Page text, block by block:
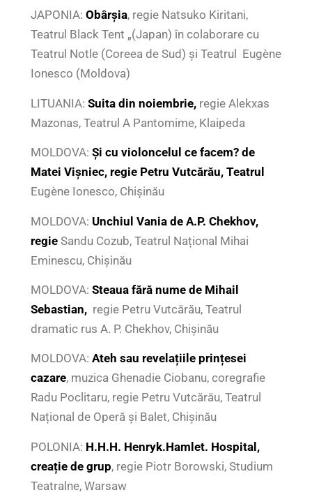
JAPONIA: Obârșia, regie Natsuko Kiritani,
Teatrul Black Tent „(Japan) în colaborare cu
Teatrul Notle (Coreea de Sud) și Teatrul Eugène
Ionesco (Moldova)
LITUANIA: Suita din noiembrie,regie Alekxas
Mazonas, Teatrul A Pantomime, Klaipeda
MOLDOVA: Și cu violoncelul ce facem? de
Matei Vișniec, regie Petru Vutcărău, Teatrul
Eugène Ionesco, Chişinău
MOLDOVA: Unchiul Vania de A.P. Chekhov,
regie Sandu Cozub, Teatrul Național Mihai
Eminescu, Chişinău
MOLDOVA: Steaua fără nume de Mihail
Sebastian, regie Petru Vutcărău, Teatrul
dramatic rus A. P. Chekhov, Chișinău
MOLDOVA: Ateh sau revelațiile prințesei
cazare, muzica Ghenadie Ciobanu, coregrafie
Radu Poclitaru, regie Petru Vutcărău, Teatrul
Național de Operă și Balet, Chişinău
POLONIA: H.H.H. Henryk.Hamlet. Hospital,
creație de grup, regie Piotr Borowski, Studium
Teatralne, Warsaw